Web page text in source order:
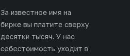
За известное имя на
бирке вы платите сверху
десятки тысяч. У нас
себестоимость уходит в